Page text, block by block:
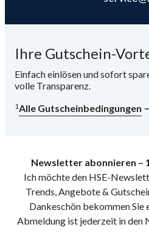
Ihre Gutschein-
Einfach einlösen und sofort
volle Transparenz.
1Alle Gutscheinbedingungen
Newsletter abonnieren –
Ich möchte den HSE-
Trends, Angebote &
Dankeschön bekommen Sie
Abmeldung ist jederzeit in